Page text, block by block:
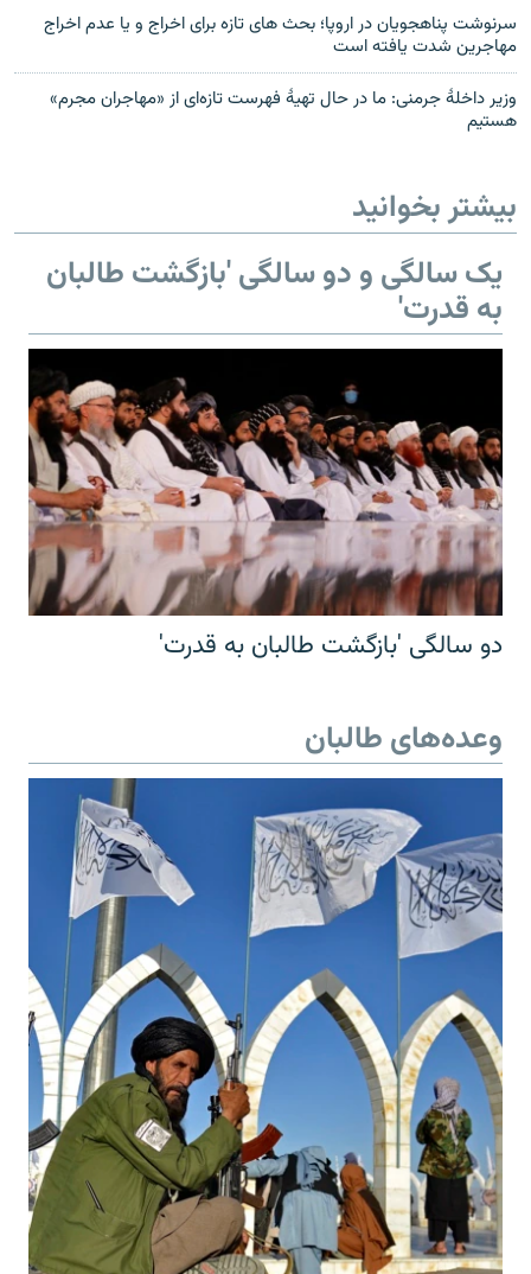
سرنوشت پناهجویان در اروپا؛ بحث های تازه برای اخراج و یا عدم اخراج
مهاجرین شدت یافته است
وزیر داخلۀ جرمنی: ما در حال تهیۀ فهرست تازه‌ای از «مهاجران مجرم»
هستیم
بیشتر بخوانید
یک سالگی و دو سالگی 'بازگشت طالبان
به قدرت'
دو سالگی 'بازگشت طالبان به قدرت'
وعده‌های طالبان